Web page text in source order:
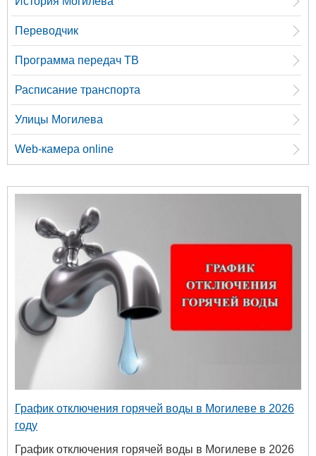
Переводчик
Программа передач ТВ
Расписание транспорта
Улицы Могилева
Web-камера online
График отключения горячей воды в Могилеве в 2026
году
График отключения горячей воды в Могилеве в 2026